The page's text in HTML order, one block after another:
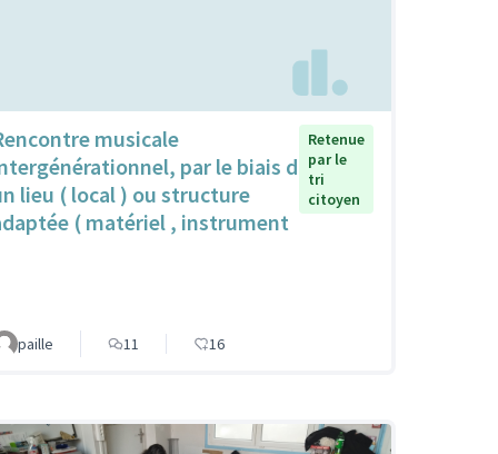
musicale
par le biais d
lieu ( local ) ou structure
( matériel , instrument
Retenue
par le
tri
citoyen
paille 11 16